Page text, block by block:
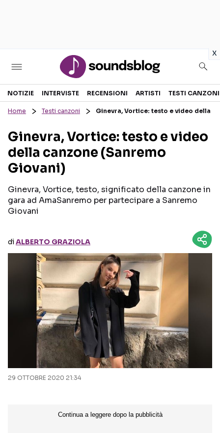
x
Sezioni
RECENSIONI MUSICALI
INTERVISTE
GOSSIP E CURIOSITÀ
TESTI CANZONI
TOUR ED EVENTI
Seguici sui social
NOTIZIE INTERVISTE RECENSIONI ARTISTI TESTI CANZONI
Home Testi canzoni Ginevra, Vortice: testo e video della
Ginevra, Vortice: testo e video
della canzone (Sanremo
Giovani)
Ginevra, Vortice, testo, significato della canzone in
gara ad AmaSanremo per partecipare a Sanremo
Giovani
diALBERTO GRAZIOLA
29 OTTOBRE 2020 21:34